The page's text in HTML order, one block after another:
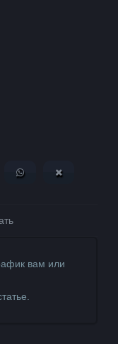
ВКонтакте
Поделиться в
Поделиться в
вам или